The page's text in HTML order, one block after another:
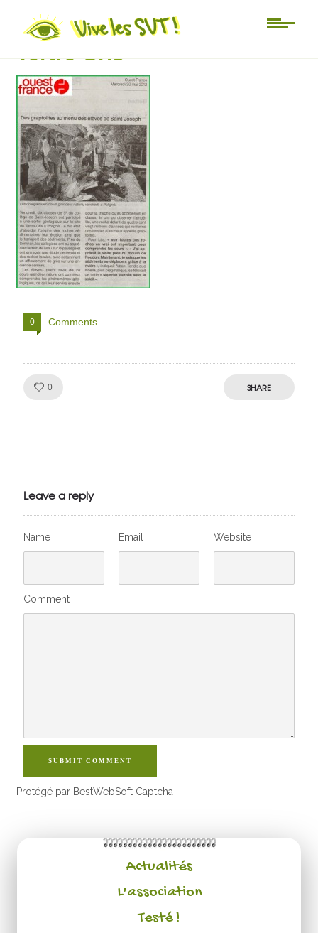
article sortie géologique
Tertre Gris
0 Comments
0 SHARE
Leave a reply
Name Email Website
Comment
SUBMIT COMMENT
Protégé par BestWebSoft Captcha
Actualités
L'association
Testé !